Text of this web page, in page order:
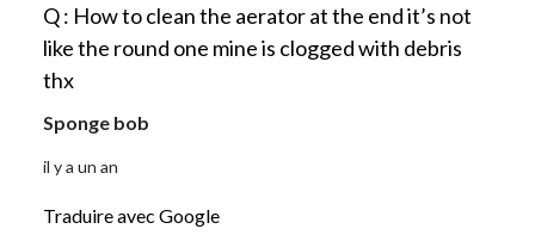
Q : How to clean the aerator at the end it’s not
like the round one mine is clogged with debris
thx
Sponge bob
il y a un an
Traduire avec Google